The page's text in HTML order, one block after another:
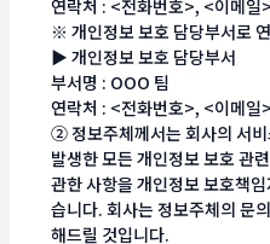
연락처 : <전화번호>, <이메일
※ 개인정보 보호 담당부서로
▶ 개인정보 보호 담당부서
부서명 : OOO 팀
연락처 : <전화번호>, <이메일
② 정보주체께서는 회사의 서
발생한 모든 개인정보 보호 관
관한 사항을 개인정보 보호책
습니다. 회사는 정보주체의 문
해드릴 것입니다.